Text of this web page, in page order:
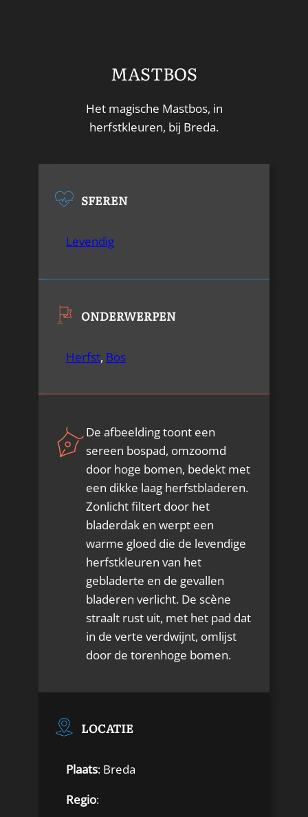
MASTBOS
Het magische Mastbos, in
herfstkleuren, bij Breda.
SFEREN
Levendig
ONDERWERPEN
Herfst, Bos
De afbeelding toont een
sereen bospad, omzoomd
door hoge bomen, bedekt met
een dikke laag herfstbladeren.
Zonlicht filtert door het
bladerdak en werpt een
warme gloed die de levendige
herfstkleuren van het
gebladerte en de gevallen
bladeren verlicht. De scène
straalt rust uit, met het pad dat
in de verte verdwijnt, omlijst
door de torenhoge bomen.
LOCATIE
Plaats: Breda
Regio: